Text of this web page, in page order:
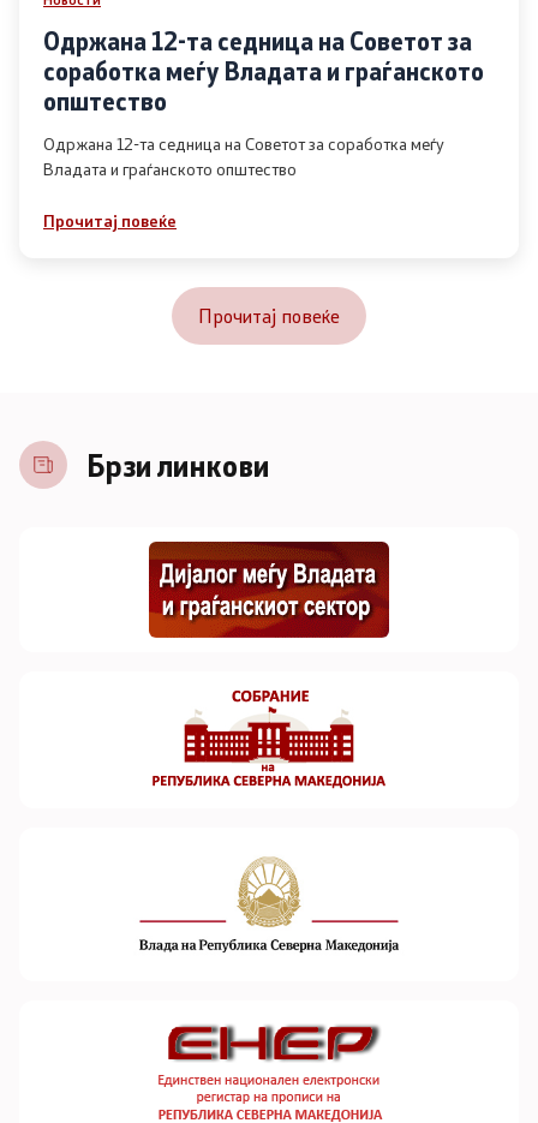
Одржана 12-та седница на Советот за
соработка меѓу Владата и граѓанското
општество
Одржана 12-та седница на Советот за соработка меѓу
Владата и граѓанското општество
Прочитај повеќе
Прочитај повеќе
Брзи линкови